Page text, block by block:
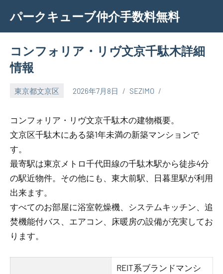
content
パークキューブ仲介手数料無料
コンフォリア・リヴ文京千駄木詳細
情報
東京都文京区 2026年7月8日 SEZIMO
コンフォリア・リヴ文京千駄木の建物概要。
文京区千駄木にある築1年未満の新築マンションで
す。
最寄駅は東京メトロ千代田線の千駄木駅から徒歩4分
の駅近物件。その他にも、東大前駅、日暮里駅が利用
出来ます。
すべてのお部屋に浴室乾燥機、システムキッチン、追
焚機能付バス、エアコン、床暖房の設備が充実してお
ります。
REIT系ブランドマンシ